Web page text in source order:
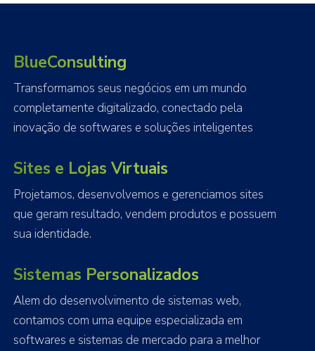
BlueConsulting
Transformamos seus negócios em um mundo
completamente digitalizado, conectado pela
inovação de softwares e soluções inteligentes
Sites e Lojas Virtuais
Projetamos, desenvolvemos e gerenciamos sites
que geram resultado, vendem produtos e possuem
sua identidade.
Sistemas Personalizados
Alem do desenvolvimento de sistemas web,
contamos com uma equipe especializada em
softwares e sistemas de mercado para a melhor